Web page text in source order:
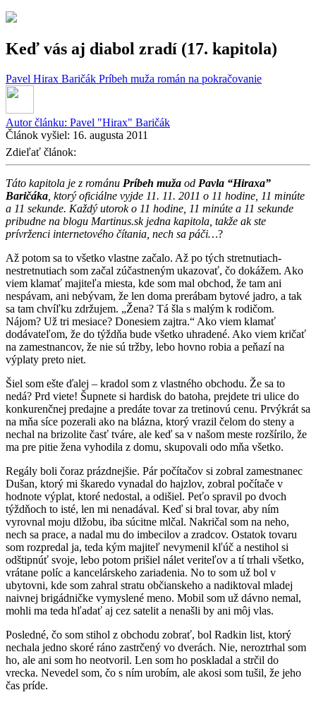
Keď vás aj diabol zradí (17. kapitola)
Pavel Hirax Baričák Príbeh muža román na pokračovanie
Autor článku: Pavel "Hirax" Baričák
Článok vyšiel: 16. augusta 2011
Zdieľať článok:
Táto kapitola je z románu Príbeh muža od Pavla “Hiraxa”
Baričáka , ktorý oficiálne vyjde 11. 11. 2011 o 11 hodine, 11 minúte
a 11 sekunde. Každý utorok o 11 hodine, 11 minúte a 11 sekunde
pribudne na blogu Martinus.sk jedna kapitola, takže ak ste
prívrženci internetového čítania, nech sa páči…?
Až potom sa to všetko vlastne začalo. Až po tých stretnutiach-
nestretnutiach som začal zúčastneným ukazovať, čo dokážem. Ako
viem klamať majiteľa miesta, kde som mal obchod, že tam ani
nespávam, ani nebývam, že len doma prerábam bytové jadro, a tak
sa tam chvíľku zdržujem. „Žena? Tá šla s malým k rodičom.
Nájom? Už tri mesiace? Donesiem zajtra.“ Ako viem klamať
dodávateľom, že do týždňa bude všetko uhradené. Ako viem kričať
na zamestnancov, že nie sú tržby, lebo hovno robia a peňazí na
výplaty preto niet.
Šiel som ešte ďalej – kradol som z vlastného obchodu. Že sa to
nedá? Prd viete! Šupnete si hardisk do batoha, prejdete tri ulice do
konkurenčnej predajne a predáte tovar za tretinovú cenu. Prvýkrát sa
na mňa síce pozerali ako na blázna, ktorý vrazil čelom do steny a
nechal na brizolite časť tváre, ale keď sa v našom meste rozšírilo, že
ma pre pitie žena vyhodila z domu, skupovali odo mňa všetko.
Regály boli čoraz prázdnejšie. Pár počítačov si zobral zamestnanec
Dušan, ktorý mi škaredo vynadal do hajzlov, zobral počítače v
hodnote výplat, ktoré nedostal, a odišiel. Peťo spravil po dvoch
týždňoch to isté, len mi nenadával. Keď si bral tovar, aby ním
vyrovnal moju dlžobu, iba súcitne mlčal. Nakričal som na neho,
nech sa prace, a nadal mu do imbecilov a zradcov. Ostatok tovaru
som rozpredal ja, teda kým majiteľ nevymenil kľúč a nestihol si
odštipnúť svoje, lebo potom prišiel nálet veriteľov a tí trhali všetko,
vrátane políc a kancelárskeho zariadenia. No to som už bol v
ubytovni, kde som zahral stratu občianskeho a nadiktoval mladej
naivnej brigádničke vymyslené meno. Mobil som už dávno nemal,
mohli ma teda hľadať aj cez satelit a nenašli by ani môj vlas.
Posledné, čo som stihol z obchodu zobrať, bol Radkin list, ktorý
nechala jedno skoré ráno zastrčený vo dverách. Nie, neroztrhal som
ho, ale ani som ho neotvoril. Len som ho poskladal a strčil do
vrecka. Nevedel som, čo s ním urobím, ale akosi som tušil, že jeho
čas príde.